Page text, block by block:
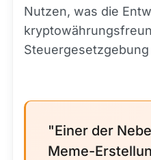
Nutzen, was die
"Einer der
Meme-